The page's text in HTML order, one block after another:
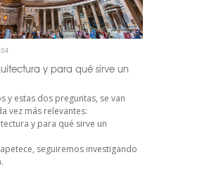
y para qué sirve un
y estas dos preguntas, se van
vez más relevantes:
y para qué sirve un
seguiremos investigando